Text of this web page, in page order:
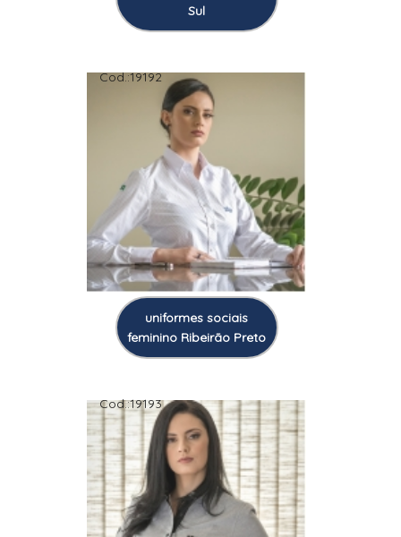
Sul
Cod.:19192
uniformes sociais
feminino Ribeirão Preto
Cod.:19193